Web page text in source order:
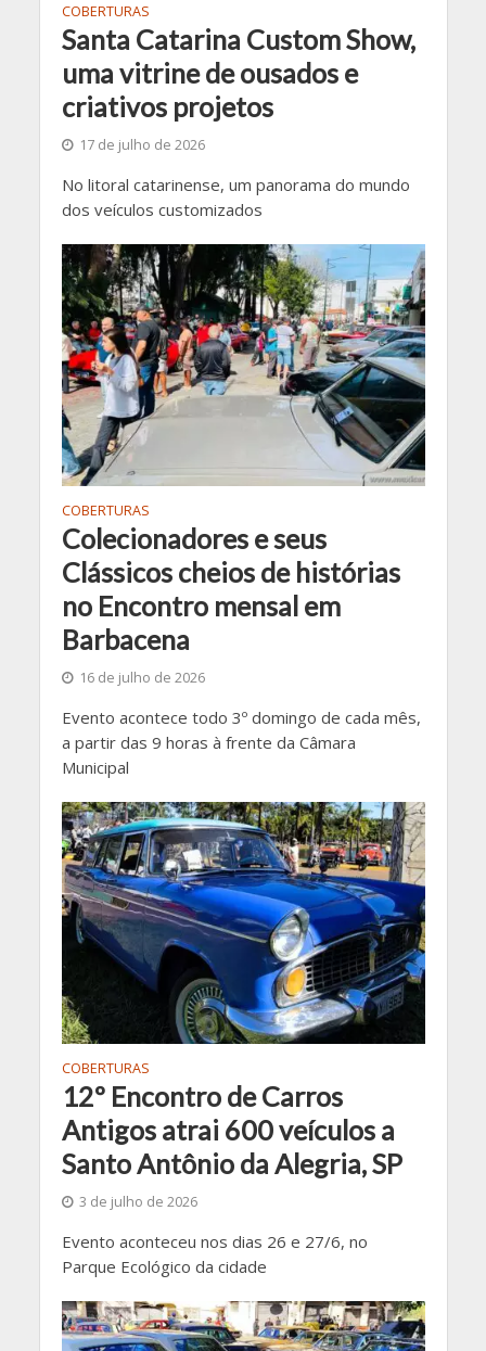
COBERTURAS
Santa Catarina Custom Show,
uma vitrine de ousados e
criativos projetos
17 de julho de 2026
No litoral catarinense, um panorama do mundo
dos veículos customizados
COBERTURAS
Colecionadores e seus
Clássicos cheios de histórias
no Encontro mensal em
Barbacena
16 de julho de 2026
Evento acontece todo 3º domingo de cada mês,
a partir das 9 horas à frente da Câmara
Municipal
COBERTURAS
12º Encontro de Carros
Antigos atrai 600 veículos a
Santo Antônio da Alegria, SP
3 de julho de 2026
Evento aconteceu nos dias 26 e 27/6, no
Parque Ecológico da cidade